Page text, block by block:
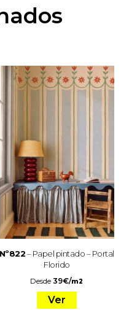
Nº822– Papel pintado – Portal
Florido
Desde39€/m2
Ver